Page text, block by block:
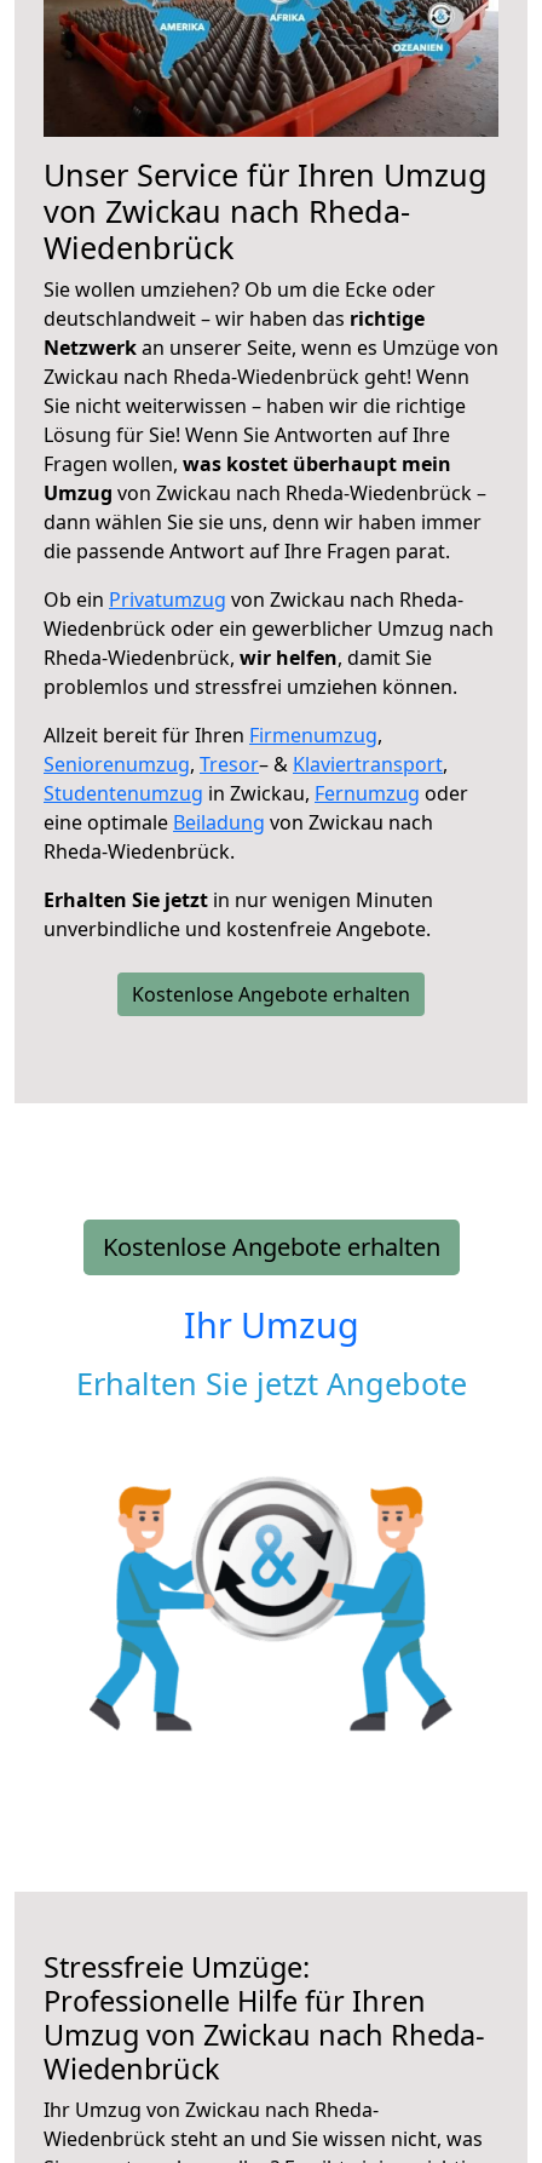
Unser Service für Ihren Umzug
von Zwickau nach Rheda-
Wiedenbrück
Sie wollen umziehen? Ob um die Ecke oder
deutschlandweit – wir haben das richtige
Netzwerkan unserer Seite, wenn es Umzüge von
Zwickau nach Rheda-Wiedenbrück geht! Wenn
Sie nicht weiterwissen – haben wir die richtige
Lösung für Sie! Wenn Sie Antworten auf Ihre
Fragen wollen, was kostet überhaupt mein
Umzug von Zwickau nach Rheda-Wiedenbrück –
dann wählen Sie sie uns, denn wir haben immer
die passende Antwort auf Ihre Fragen parat.
Ob ein Privatumzug von Zwickau nach Rheda-
Wiedenbrück oder ein gewerblicher Umzug nach
Rheda-Wiedenbrück, wir helfen, damit Sie
problemlos und stressfrei umziehen können.
Allzeit bereit für Ihren Firmenumzug,
Seniorenumzug, Tresor– & Klaviertransport,
Studentenumzug in Zwickau, Fernumzug oder
eine optimale Beiladung von Zwickau nach
Rheda-Wiedenbrück.
Erhalten Sie jetzt in nur wenigen Minuten
unverbindliche und kostenfreie Angebote.
Kostenlose Angebote erhalten
Kostenlose Angebote erhalten
Ihr Umzug
Erhalten Sie jetzt Angebote
Stressfreie Umzüge:
Professionelle Hilfe für Ihren
Umzug von Zwickau nach Rheda-
Wiedenbrück
Ihr Umzug von Zwickau nach Rheda-
Wiedenbrück steht an und Sie wissen nicht, was